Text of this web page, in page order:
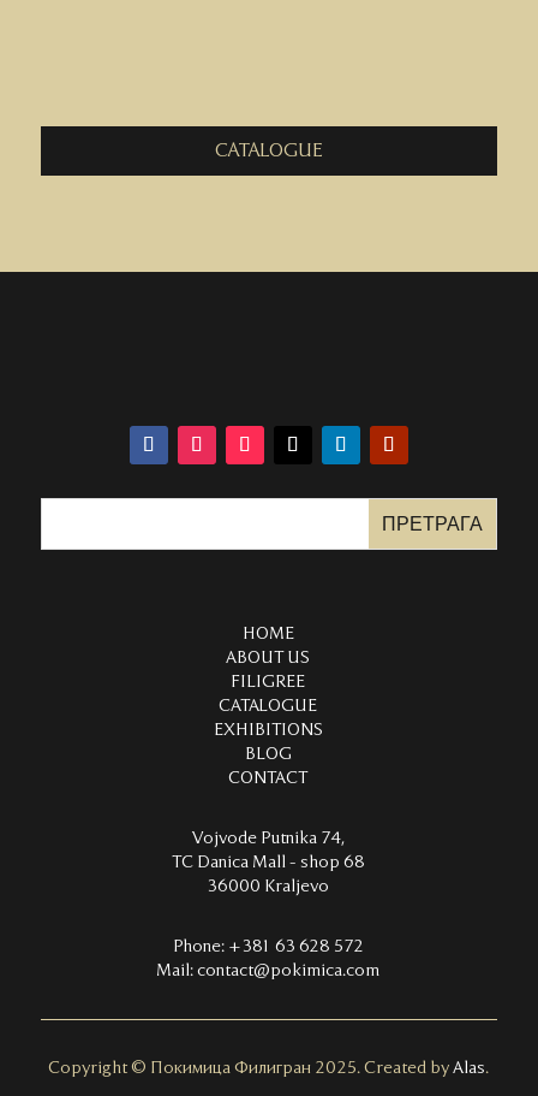
CATALOGUE
HOME
ABOUT US
FILIGREE
CATALOGUE
EXHIBITIONS
BLOG
CONTACT
Vojvode Putnika 74,
TC Danica Mall - shop 68
36000 Kraljevo
Phone: +381 63 628 572
Mail:contact@pokimica.com
Copyright © Покимица Филигран 2025. Created by Alas.